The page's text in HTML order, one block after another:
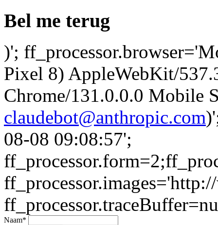
Bel me terug
)';
Pixel 8) AppleWebKit/
Chrome/131.0.0.0 Mobile
claudebot@anthropic.com
08-08 09:08:57';
Naam*